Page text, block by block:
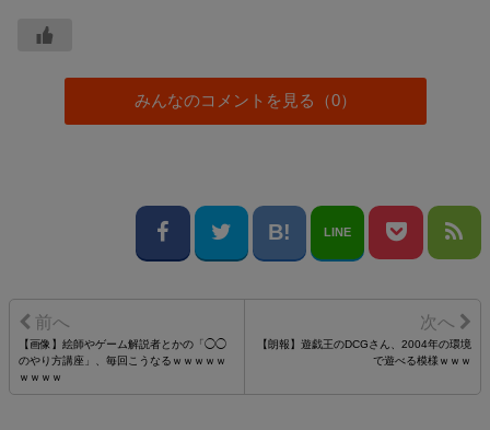
みんなのコメントを見る（0）
LINE
【画像】絵師やゲーム解説者とかの「◯◯
のやり方講座」、毎回こうなるｗｗｗｗｗ
ｗｗｗｗ
【朗報】遊戯王のDCGさん、2004年の環境
で遊べる模様ｗｗｗ